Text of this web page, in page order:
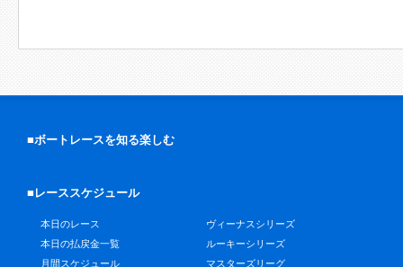
■ボートレースを知る楽しむ
■レーススケジュール
本日のレース
本日の払戻金一覧
月間スケジュール
ヴィーナスシリーズ
ルーキーシリーズ
マスターズリーグ